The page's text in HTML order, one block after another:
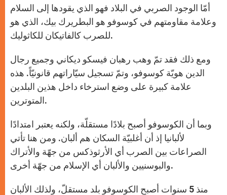
أمّا الوجود الصربي في البلاد فهو الذي يقودها إلى السلام
وعلامة مقاومتهم في كوسوفو هو البطريرك بيك، الذي هو
للصرب كالفاتيكان للكاثوليك.
ومع ذلك فقد تمّ وهب رهبان فيسكو ديكاني وجميع رجال
الدين هويّة كوسوفو، وتمّ تسجيل سيّاراتهم قانونيّاً. هذه
علامة كبيرة على وضع استرخاء داخل هذين البلدين
المتوترين.
وبما أن الكوسوفو أصبح بلادًا مستقلّة، ولكنه يعتبر امتدادًا
لألبانيا إذ أن أغلبيّة السكان هم ألبان. ومن هنا تأتي
الصراعات بين الصرب أي الأرثوذكس من جهّة والأتراك
والبوسنيين والألبان أي الإسلام من جهّة أخرى.
منذ 5 سنوات أصبح الكوسوفو بلد مستقلّ، ولذلك الألبان